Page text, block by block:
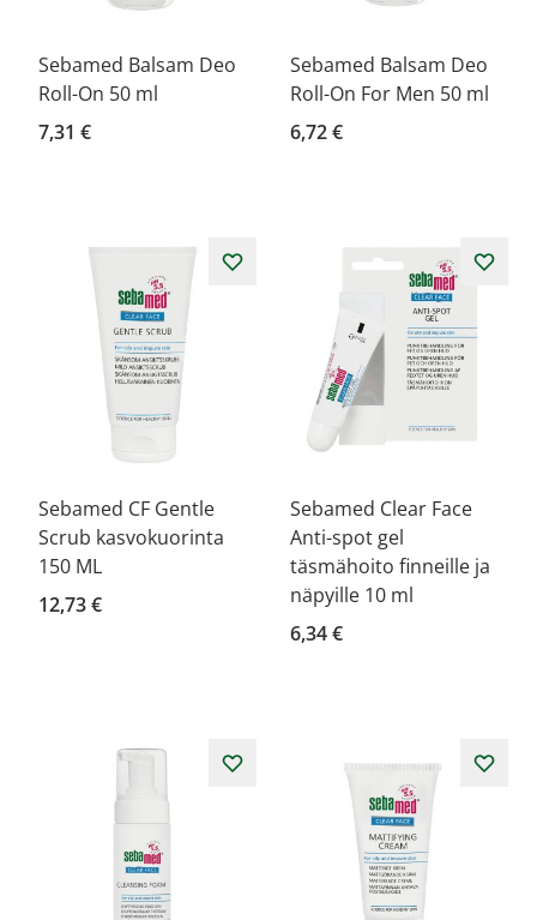
Sebamed Balsam Deo
Roll-On 50 ml
7,31 €
Sebamed Balsam Deo
Roll-On For Men 50 ml
6,72 €
Sebamed CF Gentle
Scrub kasvokuorinta
150 ML
12,73 €
Sebamed Clear Face
Anti-spot gel
täsmähoito finneille ja
näpyille 10 ml
6,34 €